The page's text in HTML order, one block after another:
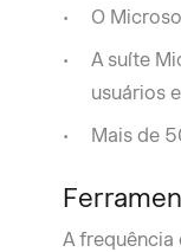
O
A suíte
usuários
Mais de
A frequência